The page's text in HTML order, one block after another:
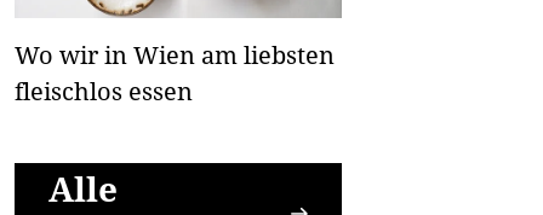
Wo wir in Wien am liebsten
fleischlos essen
Alle